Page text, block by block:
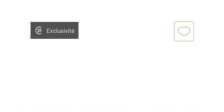
Exclusivité